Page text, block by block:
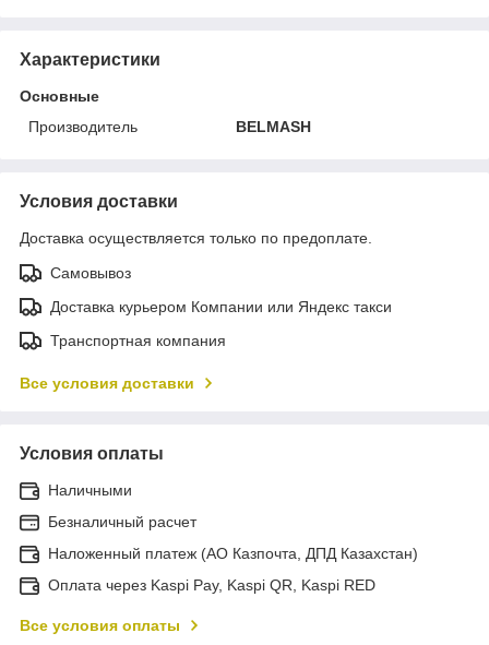
Характеристики
Основные
Производитель
BELMASH
Условия доставки
Доставка осуществляется только по предоплате.
Самовывоз
Доставка курьером Компании или Яндекс такси
Транспортная компания
Все условия доставки
Условия оплаты
Наличными
Безналичный расчет
Наложенный платеж (АО Казпочта, ДПД Казахстан)
Оплата через Kaspi Pay, Kaspi QR, Kaspi RED
Все условия оплаты